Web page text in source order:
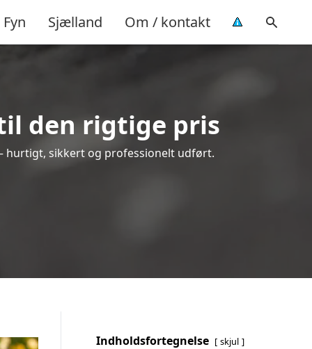
Fyn Sjælland Om / kontakt
den rigtige pris
hurtigt, sikkert og professionelt udført.
Indholdsfortegnelse skjul